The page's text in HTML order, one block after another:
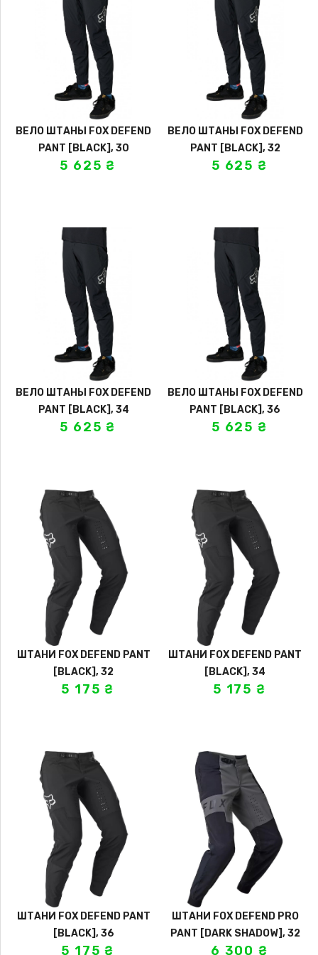
ВЕЛО ШТАНЫ FOX DEFEND
PANT [BLACK], 30
5 625₴
ВЕЛО ШТАНЫ FOX DEFEND
PANT [BLACK], 32
5 625 ₴
ВЕЛО ШТАНЫ FOX DEFEND
PANT [BLACK], 34
5 625₴
ВЕЛО ШТАНЫ FOX DEFEND
PANT [BLACK], 36
5 625 ₴
ШТАНИ FOX DEFEND PANT
[BLACK], 32
5 175₴
ШТАНИ FOX DEFEND PANT
[BLACK], 34
5 175 ₴
ШТАНИ FOX DEFEND PANT
[BLACK], 36
5 175₴
ШТАНИ FOX DEFEND PRO
PANT [DARK SHADOW], 32
6 300 ₴